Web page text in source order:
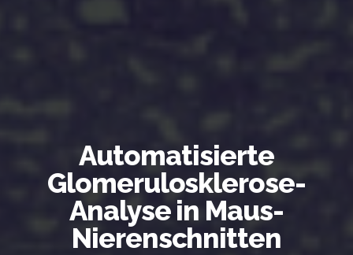
Automatisierte
Glomerulosklerose-
Analyse in Maus-
Nierenschnitten